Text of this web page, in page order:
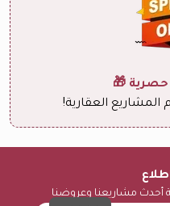
🎁
العقارية!
أحدث مشاريعنا وعروضنا